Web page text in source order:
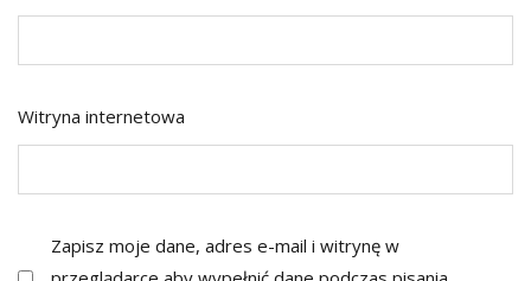
Witryna internetowa
Zapisz moje dane, adres e-mail i witrynę w